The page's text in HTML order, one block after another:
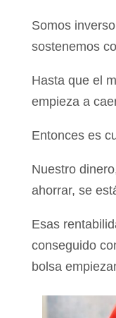
Somos
sostenemos
Hasta que el
empieza a
Entonces es
Nuestro
ahorrar, se
Esas
conseguido
bolsa